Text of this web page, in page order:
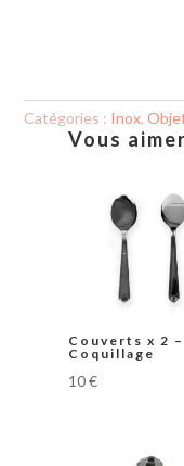
Catégories : Inox,
Vous
Couverts x 2 –
Coquillage
10€